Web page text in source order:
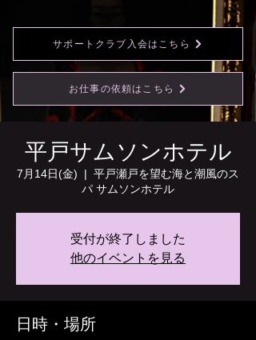
お仕事の依頼はこちら
サポートクラブ入会はこちら
平戸サムソンホテル
7月14日(金)
  |
平戸瀬戸を望む海と潮風のス
パ サムソンホテル
受付が終了しました
他のイベントを見る
日時・場所